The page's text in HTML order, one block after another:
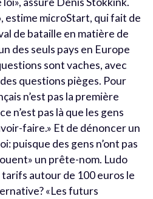
estime microStart, qui fait de
de bataille en matière de
des seuls pays en Europe
sont vaches, avec
questions pièges. Pour
n’est pas la première
n’est pas là que les gens
faire.» Et de dénoncer un
puisque des gens n’ont pas
un prête-nom. Ludo
autour de 100 euros le
«Les futurs